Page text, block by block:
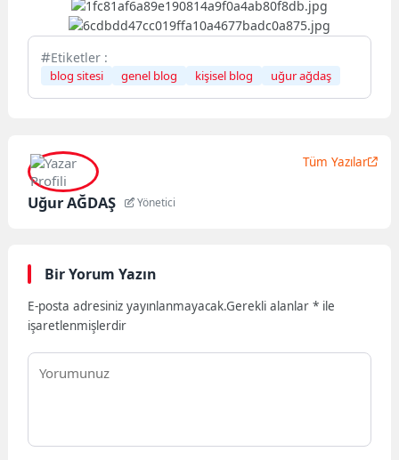
Etiketler :
blog sitesi genel blog kişisel blog uğur ağdaş
Uğur AĞDAŞ Yönetici
Tüm Yazılar
Bir Yorum Yazın
E-posta adresiniz yayınlanmayacak.Gerekli alanlar* ile
işaretlenmişlerdir